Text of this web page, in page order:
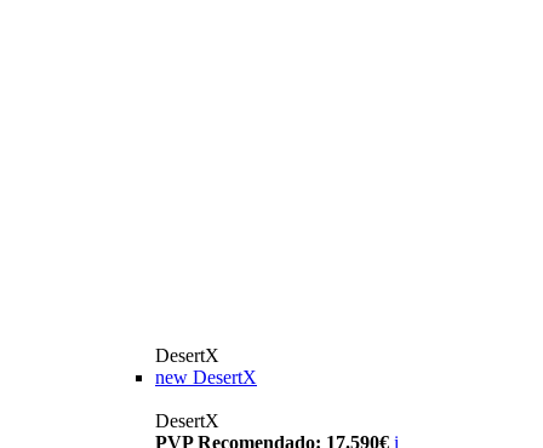
DesertX
new DesertX
DesertX
PVP Recomendado: 17.590€ i